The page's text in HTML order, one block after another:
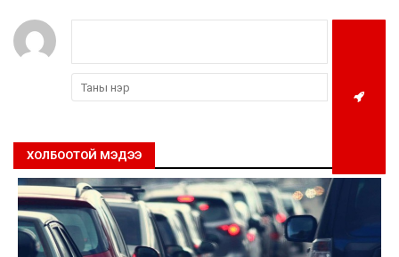
ХОЛБООТОЙ МЭДЭЭ